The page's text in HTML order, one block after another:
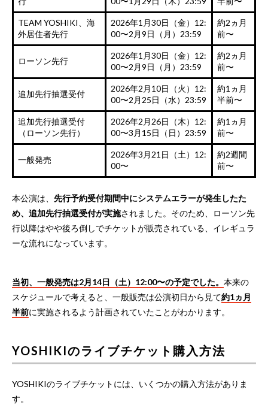
TEAM YOSHIKI、海
外居住者先行
2026年1月30日（金）12:
00〜2月9日（月）23:59
約2ヵ月
前〜
ローソン先行
2026年1月30日（金）12:
00〜2月9日（月）23:59
約2ヵ月
前〜
追加先行抽選受付
2026年2月10日（火）12:
00〜2月25日（水）23:59
約1ヵ月
半前〜
追加先行抽選受付
（ローソン先行）
2026年2月26日（木）12:
00〜3月15日（日）23:59
約1ヵ月
前〜
一般発売
2026年3月21日（土）12:
00〜
約2週間
前〜
本公演は、 先行予約受付期間中にシステムエラーが発生したた
め、追加先行抽選受付が実施されました。そのため、ローソン先
行以降はやや後ろ倒しでチケットが販売されている、イレギュラ
ーな流れになっています。
当初、一般発売は2月14日（土）12:00〜の予定でした。 本来の
スケジュールで考えると、一般販売は公演初日から見て約1ヵ月
半前に実施されるよう計画されていたことがわかります。
YOSHIKIのライブチケット購入方法
YOSHIKIのライブチケットには、いくつかの購入方法がありま
す。